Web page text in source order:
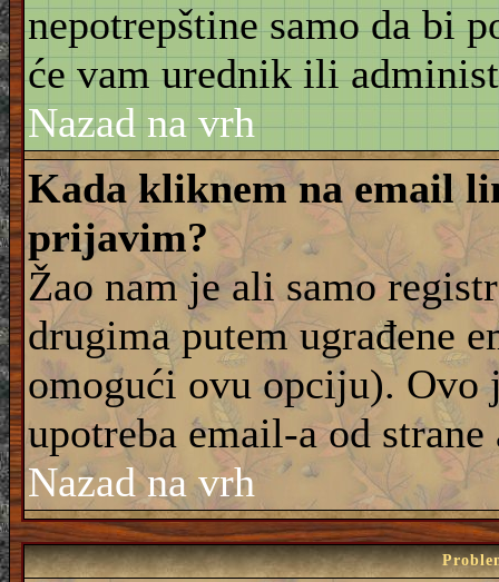
nepotrepštine samo da bi
će vam urednik ili
Nazad na vrh
Kada kliknem na email
prijavim?
Žao nam je ali samo
drugima putem ugrađene
omogući ovu opciju). Ovo
upotreba email-a od
Nazad na vrh